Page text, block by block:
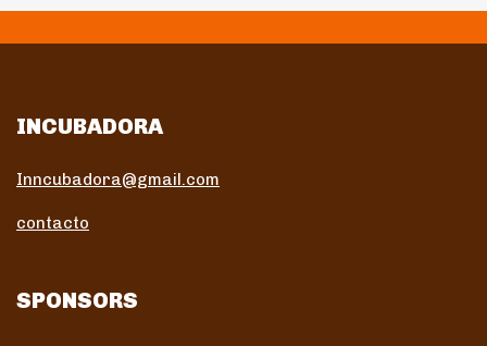
INCUBADORA
Inncubadora@gmail.com
contacto
SPONSORS